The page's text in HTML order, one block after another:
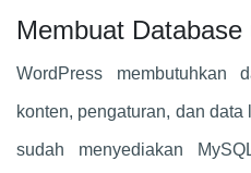
Membuat
WordPress membutuhkan
konten, pengaturan, dan
sudah menyediakan